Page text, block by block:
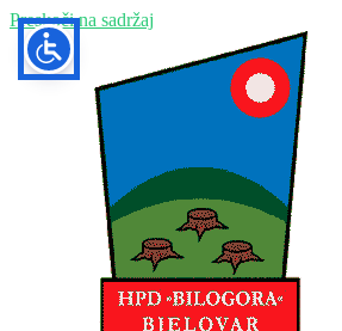
Preskoči na sadržaj